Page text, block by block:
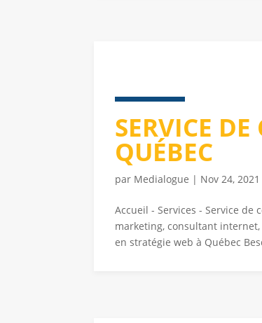
SERVICE
QUÉBEC
par Medialogue | Nov 24, 2021
Accueil - Services - Service
marketing, consultant
en stratégie web à Québec